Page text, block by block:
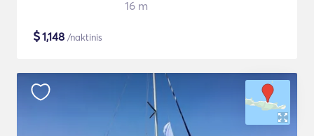
16 m
$1,148 /naktinis